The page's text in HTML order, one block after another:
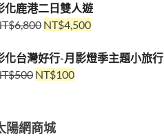
化鹿港二日雙人遊
6,800 NT$4,500
化台灣好行-月影燈季主題小旅行
500 NT$100
陽網商城